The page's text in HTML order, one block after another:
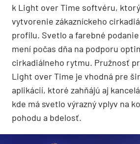
k Light over Time softvéru,
vytvorenie zákazníckeho
profilu. Svetlo a farebné
mení počas dňa na podporu
cirkadiálneho rytmu. Pružnosť
Light over Time je vhodná pre
aplikácií, ktoré zahňájú aj
kde má svetlo výrazný vplyv na
pohodu a bdelosť.